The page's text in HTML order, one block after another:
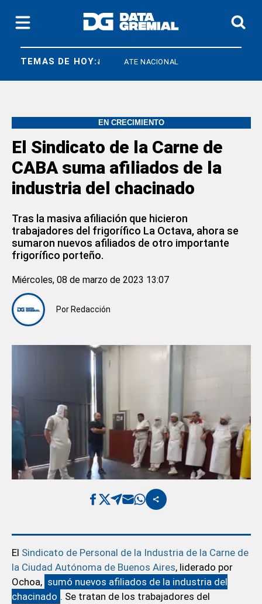
TEMAS DE HOY:
IEF FEDUN ATE NACIONAL
EN CRECIMIENTO
El Sindicato de la Carne de
CABA suma afiliados de la
industria del chacinado
Tras la masiva afiliación que hicieron
trabajadores del frigorífico La Octava, ahora se
sumaron nuevos afiliados de otro importante
frigorífico porteño.
Por Redacción
Miércoles, 08 de marzo de 2023 13:07
El Sindicato de Personal de la Industria de la Carne de
la Ciudad Autónoma de Buenos Aires, liderado por
Ochoa, sumó nuevos afiliados de la industria del
chacinado . Se tratan de los trabajadores del